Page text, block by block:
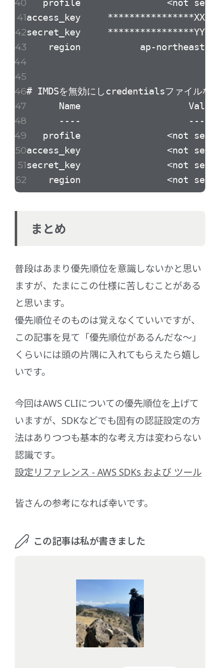
profile <not set>
access_key
secret_key
region ap-
# IMDSを無効にしcredentialsファイルな
Name Value
---- -----
profile <not set>
access_key <not
secret_key <not
region <not
まとめ
普段はあまり優先順位を意識しないかと思い
ますが、たまにこの仕様に苦しむことがある
と思います。
優先順位そのものは覚えなくていいですが、
この記事を見て「優先順位があるんだな～」
くらいには頭の片隅に入れてもらえたら嬉し
いです。
今回はAWS CLIについての優先順位を上げて
いますが、SDKなどでも固有の認証設定の方
法はありつつも基本的な考え方は変わらない
認識です。
設定リファレンス - AWS SDKs および ツール
皆さんの参考になれば幸いです。
この記事は私が書きました